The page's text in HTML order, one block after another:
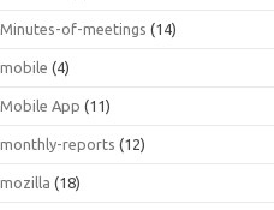
Minutes-of-meetings (14)
mobile (4)
Mobile App (11)
monthly-reports (12)
mozilla (18)